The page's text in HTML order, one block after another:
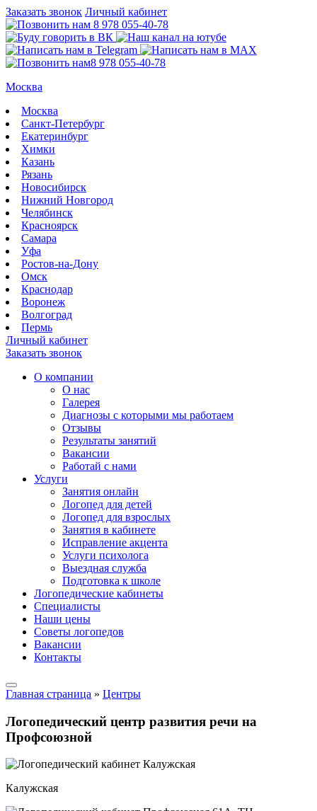
Заказать звонок Личный кабинет
8 978 055-40-78
8 978 055-40-78
Москва
Москва
Санкт-Петербург
Екатеринбург
Химки
Казань
Рязань
Новосибирск
Нижний Новгород
Челябинск
Красноярск
Самара
Уфа
Ростов-на-Дону
Омск
Краснодар
Воронеж
Волгоград
Пермь
Личный кабинет
Заказать звонок
О компании
О нас
Галерея
Диагнозы с которыми мы работаем
Отзывы
Результаты занятий
Вакансии
Работай с нами
Услуги
Занятия онлайн
Логопед для детей
Логопед для взрослых
Занятия в кабинете
Исправление акцента
Услуги психолога
Выездная служба
Подготовка к школе
Логопедические кабинеты
Специалисты
Наши цены
Советы логопедов
Вакансии
Контакты
Главная страница » Центры
Логопедический центр развития речи на
Профсоюзной
Калужская